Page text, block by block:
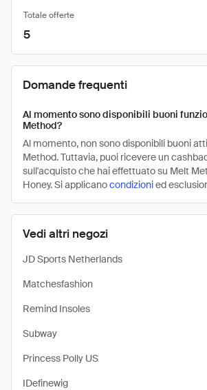
Vedi altri negozi
JD Sports Netherlands
Matchesfashion
Remind Insoles
Subway
Princess Polly US
IDefinewig
Totale offerte
5
Domande frequenti
Al momento sono disponibili buoni
Method?
Al momento, non sono disponibili buoni
Method. Tuttavia, puoi ricevere un
sull'acquisto che hai effettuato su Melt
Honey. Si applicanocondizionied